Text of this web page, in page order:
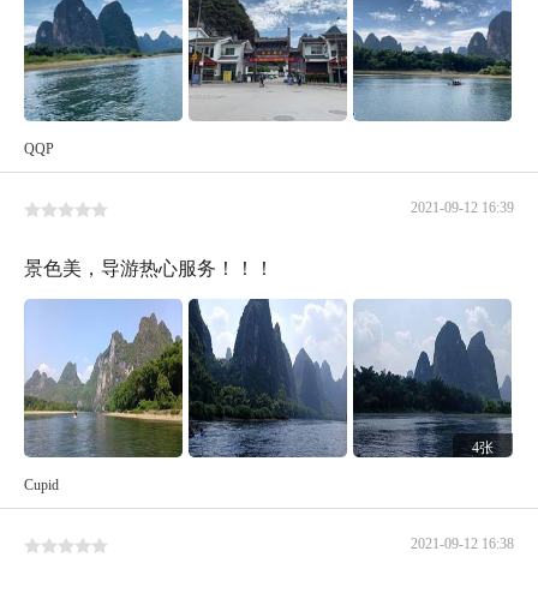
QQP
2021-09-12 16:39
景色美，导游热心服务！！！
4张
Cupid
2021-09-12 16:38